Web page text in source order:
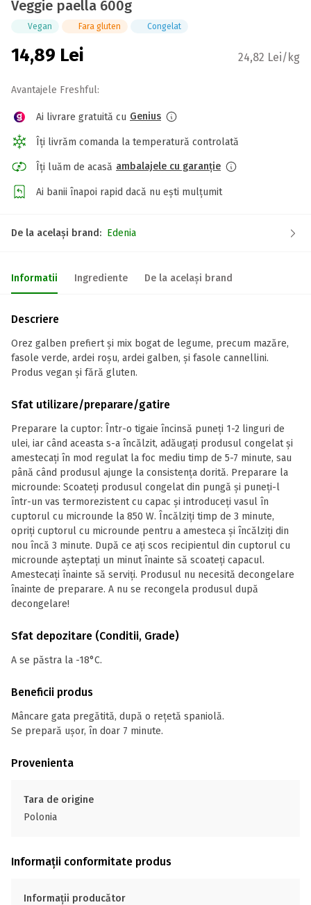
Veggie paella 600g
Vegan Fara gluten Congelat
14,89 Lei 24,82 Lei/kg
Avantajele Freshful:
Ai livrare gratuită cu Genius
Îți livrăm comanda la temperatură controlată
Îți luăm de acasă ambalajele cu garanție
Ai banii înapoi rapid dacă nu ești mulțumit
De la același brand: Edenia
Informatii Ingrediente De la același brand
Descriere
Orez galben prefiert și mix bogat de legume, precum mazăre,
fasole verde, ardei roșu, ardei galben, și fasole cannellini.
Produs vegan și fără gluten.
Sfat utilizare/preparare/gatire
Preparare la cuptor: Într-o tigaie încinsă puneți 1-2 linguri de
ulei, iar când aceasta s-a încălzit, adăugați produsul congelat și
amestecați în mod regulat la foc mediu timp de 5-7 minute, sau
până când produsul ajunge la consistența dorită. Preparare la
microunde: Scoateți produsul congelat din pungă și puneți-l
într-un vas termorezistent cu capac și introduceți vasul în
cuptorul cu microunde la 850 W. Încălziți timp de 3 minute,
opriți cuptorul cu microunde pentru a amesteca și încălziți din
nou încă 3 minute. După ce ați scos recipientul din cuptorul cu
microunde așteptați un minut înainte să scoateți capacul.
Amestecați înainte să serviți. Produsul nu necesită decongelare
înainte de preparare. A nu se recongela produsul după
decongelare!
Sfat depozitare (Conditii, Grade)
A se păstra la -18°C.
Beneficii produs
Mâncare gata pregătită, după o rețetă spaniolă.
Se prepară ușor, în doar 7 minute.
Provenienta
Tara de origine
Polonia
Informații conformitate produs
Informații producător